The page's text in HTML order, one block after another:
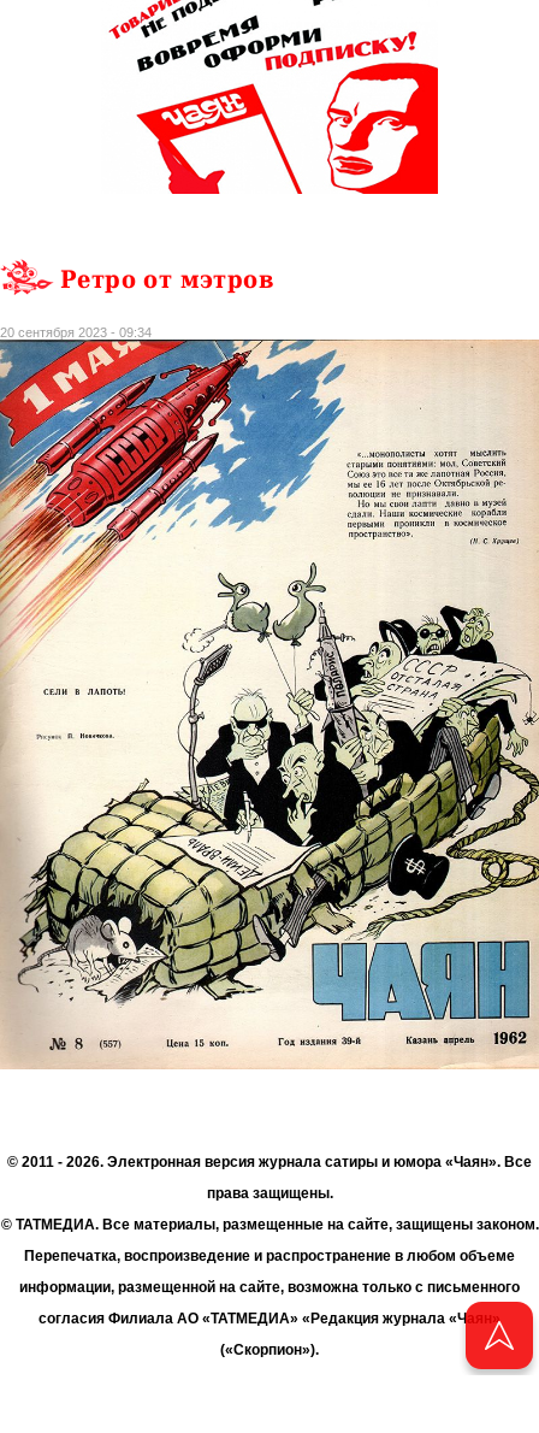
Ретро от мэтров
20 сентября 2023 - 09:34
© 2011 - 2026. Электронная версия журнала сатиры и юмора «Чаян». Все
права защищены.
© ТАТМЕДИА. Все материалы, размещенные на сайте, защищены законом.
Перепечатка, воспроизведение и распространение в любом объеме
информации, размещенной на сайте, возможна только с письменного
согласия Филиала АО «ТАТМЕДИА» «Редакция журнала «Чаян»
(«Скорпион»).
При поддержке Республиканского агентства по печати и массовым